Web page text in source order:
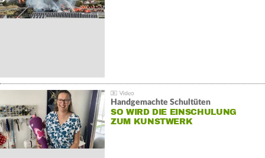
Handgemachte Schultüten
SO WIRD DIE EINSCHULUNG
ZUM KUNSTWERK